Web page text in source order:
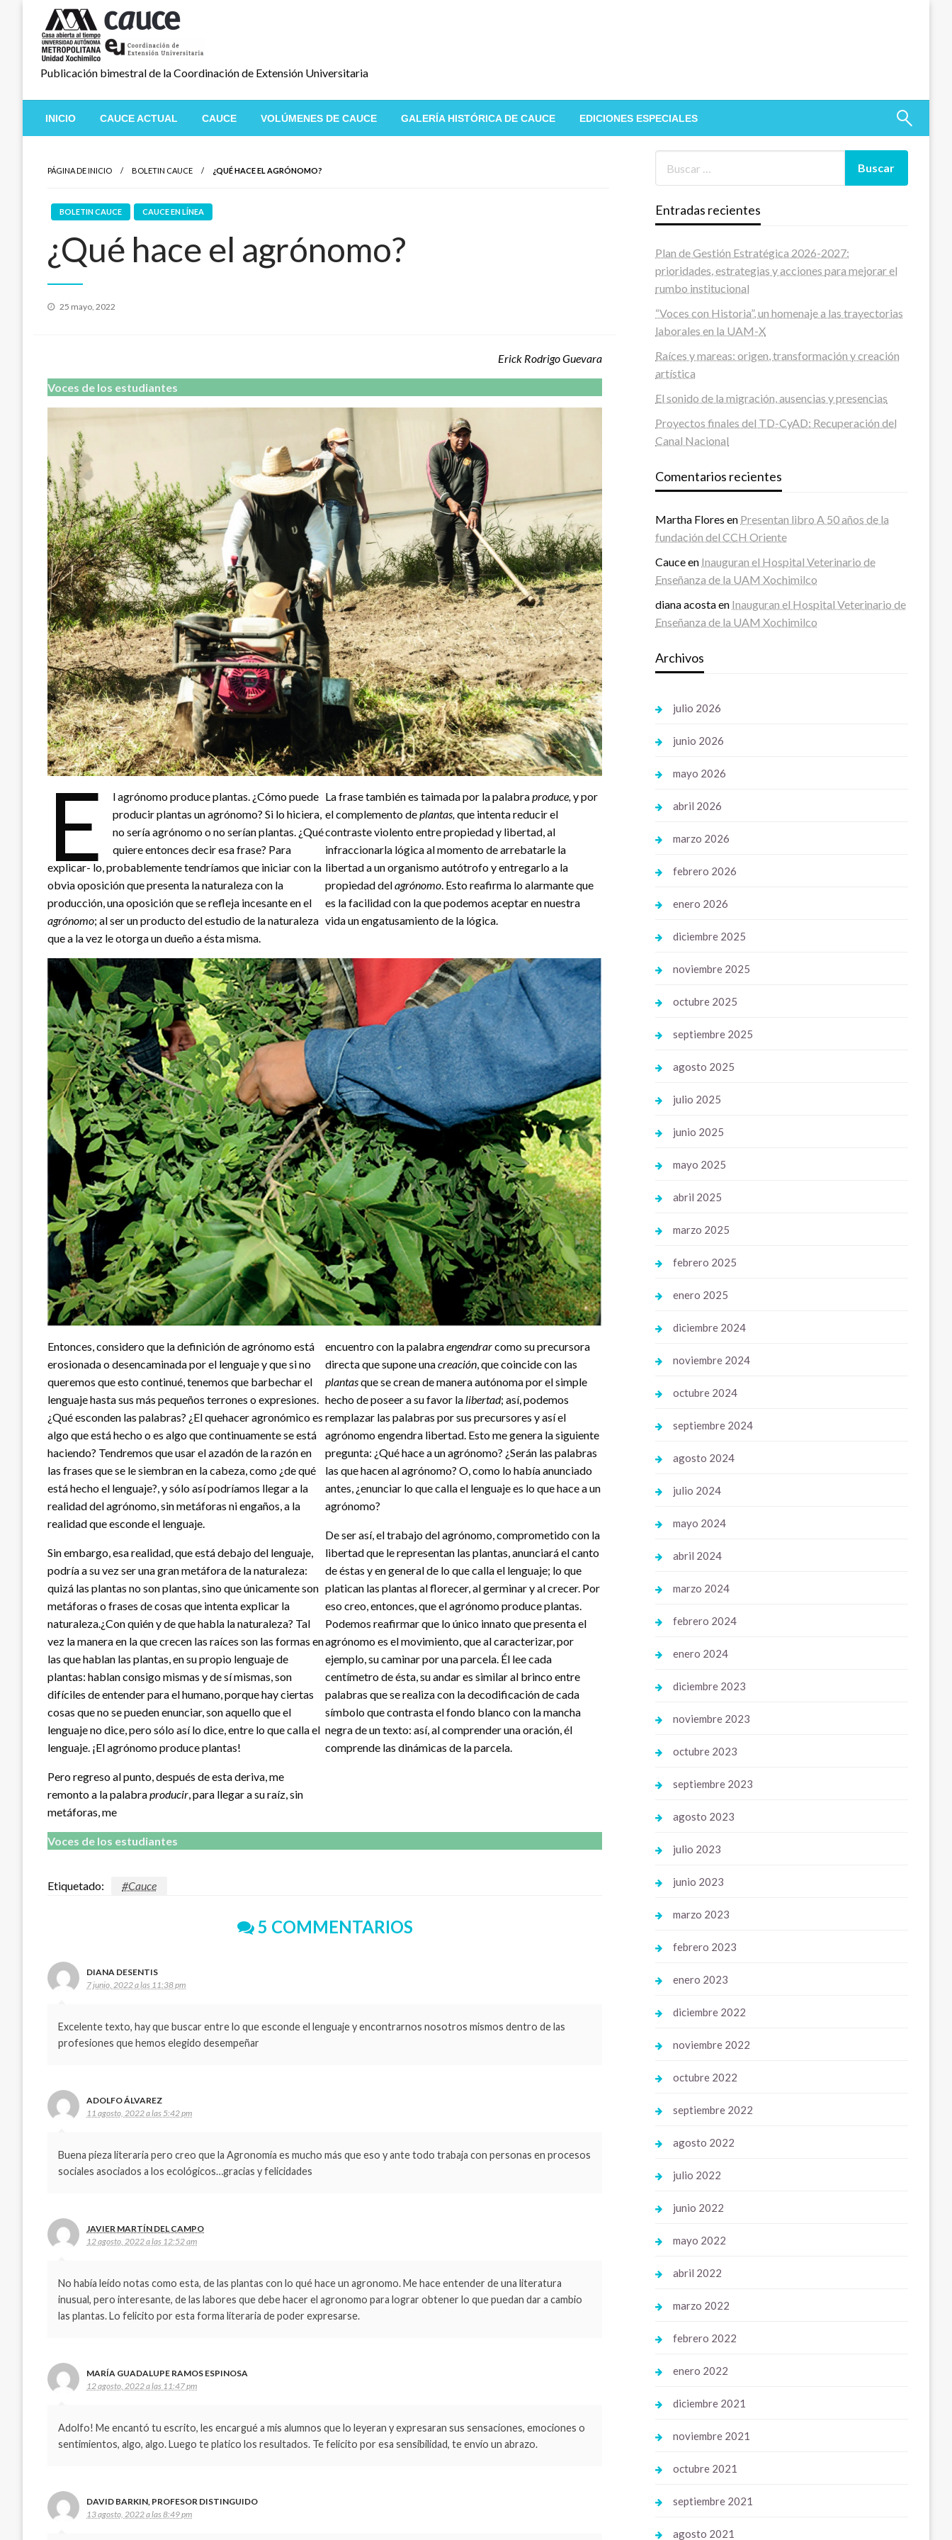
contenido
Publicación bimestral de la Coordinación de Extensión Universitaria
INICIO CAUCE ACTUAL CAUCE VOLÚMENES DE CAUCE GALERÍA HISTÓRICA DE CAUCE EDICIONES ESPECIALES
PÁGINA DE INICIO BOLETIN CAUCE ¿QUÉ HACE EL AGRÓNOMO?
BOLETIN CAUCE CAUCE EN LÍNEA
¿Qué hace el agrónomo?
Publicado
25 mayo, 2022
Erick Rodrigo Guevara
Voces de los estudiantes
E
l agrónomo produce plantas. ¿Cómo puede
producir plantas un agrónomo? Si lo hiciera,
no sería agrónomo o no serían plantas. ¿Qué
quiere entonces decir esa frase? Para
explicar- lo, probablemente tendríamos que iniciar con la
obvia oposición que presenta la naturaleza con la
producción, una oposición que se refleja incesante en el
agrónomo; al ser un producto del estudio de la naturaleza
que a la vez le otorga un dueño a ésta misma.
La frase también es taimada por la palabraproduce,y por
el complemento deplantas,que intenta reducir el
contraste violento entre propiedad y libertad, al
infraccionarla lógica al momento de arrebatarle la
libertad a un organismo autótrofo y entregarlo a la
propiedad delagrónomo. Esto reafirma lo alarmante que
es la facilidad con la que podemos aceptar en nuestra
vida un engatusamiento de la lógica.
Entonces, considero que la definición de agrónomo está
erosionada o desencaminada por el lenguaje y que si no
queremos que esto continué, tenemos que barbechar el
lenguaje hasta sus más pequeños terrones o expresiones.
¿Qué esconden las palabras? ¿El quehacer agronómico es
algo que está hecho o es algo que continuamente se está
haciendo? Tendremos que usar el azadón de la razón en
las frases que se le siembran en la cabeza, como ¿de qué
está hecho el lenguaje?, y sólo así podríamos llegar a la
realidad del agrónomo, sin metáforas ni engaños, a la
realidad que esconde el lenguaje.
Sin embargo, esa realidad, que está debajo del lenguaje,
podría a su vez ser una gran metáfora de la naturaleza:
quizá las plantas no son plantas, sino que únicamente son
metáforas o frases de cosas que intenta explicar la
naturaleza.¿Con quién y de que habla la naturaleza? Tal
vez la manera en la que crecen las raíces son las formas en
las que hablan las plantas, en su propio lenguaje de
plantas: hablan consigo mismas y de sí mismas, son
difíciles de entender para el humano, porque hay ciertas
cosas que no se pueden enunciar, son aquello que el
lenguaje no dice, pero sólo así lo dice, entre lo que calla el
lenguaje. ¡El agrónomo produce plantas!
Pero regreso al punto, después de esta deriva, me
remonto a la palabraproducir, para llegar a su raíz, sin
metáforas, me
encuentro con la palabraengendrarcomo su precursora
directa que supone unacreación, que coincide con las
plantasque se crean de manera autónoma por el simple
hecho de poseer a su favor lalibertad; así, podemos
remplazar las palabras por sus precursores y así el
agrónomo engendra libertad. Esto me genera la siguiente
pregunta: ¿Qué hace a un agrónomo? ¿Serán las palabras
las que hacen al agrónomo? O, como lo había anunciado
antes, ¿enunciar lo que calla el lenguaje es lo que hace a un
agrónomo?
De ser así, el trabajo del agrónomo, comprometido con la
libertad que le representan las plantas, anunciará el canto
de éstas y en general de lo que calla el lenguaje; lo que
platican las plantas al florecer, al germinar y al crecer. Por
eso creo, entonces, que el agrónomo produce plantas.
Podemos reafirmar que lo único innato que presenta el
agrónomo es el movimiento, que al caracterizar, por
ejemplo, su caminar por una parcela. Él lee cada
centímetro de ésta, su andar es similar al brinco entre
palabras que se realiza con la decodificación de cada
símbolo que contrasta el fondo blanco con la mancha
negra de un texto: así, al comprender una oración, él
comprende las dinámicas de la parcela.
Voces de los estudiantes
Etiquetado: #Cauce
5 COMMENTARIOS
DIANA DESENTIS
7 junio, 2022 a las 11:38 pm
Excelente texto, hay que buscar entre lo que esconde el lenguaje y encontrarnos nosotros mismos dentro de las
profesiones que hemos elegido desempeñar
ADOLFO ÁLVAREZ
11 agosto, 2022 a las 5:42 pm
Buena pieza literaria pero creo que la Agronomía es mucho más que eso y ante todo trabaja con personas en procesos
sociales asociados a los ecológicos…gracias y felicidades
JAVIER MARTÍN DEL CAMPO
12 agosto, 2022 a las 12:52 am
No había leído notas como esta, de las plantas con lo qué hace un agronomo. Me hace entender de una literatura
inusual, pero interesante, de las labores que debe hacer el agronomo para lograr obtener lo que puedan dar a cambio
las plantas. Lo felicito por esta forma literaria de poder expresarse.
MARÍA GUADALUPE RAMOS ESPINOSA
12 agosto, 2022 a las 11:47 pm
Adolfo! Me encantó tu escrito, les encargué a mis alumnos que lo leyeran y expresaran sus sensaciones, emociones o
sentimientos, algo, algo. Luego te platico los resultados. Te felicito por esa sensibilidad, te envío un abrazo.
DAVID BARKIN, PROFESOR DISTINGUIDO
13 agosto, 2022 a las 8:49 pm
Entradas recientes
Plan de Gestión Estratégica 2026-2027:
prioridades, estrategias y acciones para mejorar el
rumbo institucional
“Voces con Historia”, un homenaje a las trayectorias
laborales en la UAM-X
Raíces y mareas: origen, transformación y creación
artística
El sonido de la migración, ausencias y presencias
Proyectos finales del TD-CyAD: Recuperación del
Canal Nacional
Comentarios recientes
Martha Flores en Presentan libro A 50 años de la
fundación del CCH Oriente
Cauceen Inauguran el Hospital Veterinario de
Enseñanza de la UAM Xochimilco
diana acostaen Inauguran el Hospital Veterinario de
Enseñanza de la UAM Xochimilco
Archivos
julio 2026
junio 2026
mayo 2026
abril 2026
marzo 2026
febrero 2026
enero 2026
diciembre 2025
noviembre 2025
octubre 2025
septiembre 2025
agosto 2025
julio 2025
junio 2025
mayo 2025
abril 2025
marzo 2025
febrero 2025
enero 2025
diciembre 2024
noviembre 2024
octubre 2024
septiembre 2024
agosto 2024
julio 2024
mayo 2024
abril 2024
marzo 2024
febrero 2024
enero 2024
diciembre 2023
noviembre 2023
octubre 2023
septiembre 2023
agosto 2023
julio 2023
junio 2023
marzo 2023
febrero 2023
enero 2023
diciembre 2022
noviembre 2022
octubre 2022
septiembre 2022
agosto 2022
julio 2022
junio 2022
mayo 2022
abril 2022
marzo 2022
febrero 2022
enero 2022
diciembre 2021
noviembre 2021
octubre 2021
septiembre 2021
agosto 2021